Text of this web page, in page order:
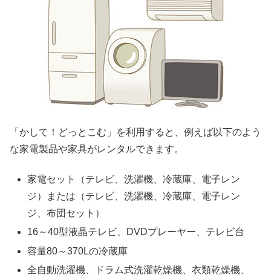
「かして！どっとこむ」を利用すると、例えば以下のよう
な家電製品や家具がレンタルできます。
家電セット（テレビ、洗濯機、冷蔵庫、電子レン
ジ）または（テレビ、洗濯機、冷蔵庫、電子レン
ジ、布団セット）
16～40型液晶テレビ、DVDプレーヤー、テレビ台
容量80～370Lの冷蔵庫
全自動洗濯機、ドラム式洗濯乾燥機、衣類乾燥機、